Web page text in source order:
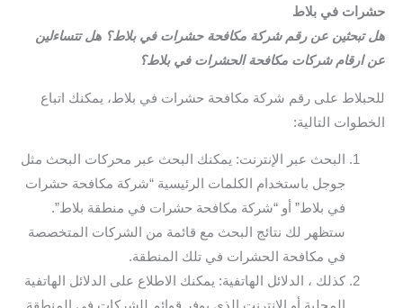
حشرات في بلاط
هل تبحثين عن رقم شركة مكافحة حشرات في بلاط؟ هل تتساءلين
عن ارقام شركات مكافحة الحشرات في بلاط؟
للحبلاط على رقم شركة مكافحة حشرات في بلاط، يمكنك اتباع
الخطوات التالية:
البحث عبر الإنترنت: يمكنك البحث عبر محركات البحث مثل
جوجل باستخدام الكلمات الرئيسية “شركة مكافحة حشرات
في بلاط” أو “شركة مكافحة حشرات في منطقة بلاط”.
ستظهر لك نتائج البحث مع قائمة من الشركات المتخصصة
في مكافحة الحشرات في تلك المنطقة.
كذلك ، الدلائل الهاتفية: يمكنك الاطلاع على الدلائل الهاتفية